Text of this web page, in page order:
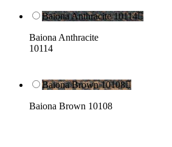
Baiona Anthracite 10114
Baiona Anthracite
10114
Baiona Brown 10108
Baiona Brown 10108